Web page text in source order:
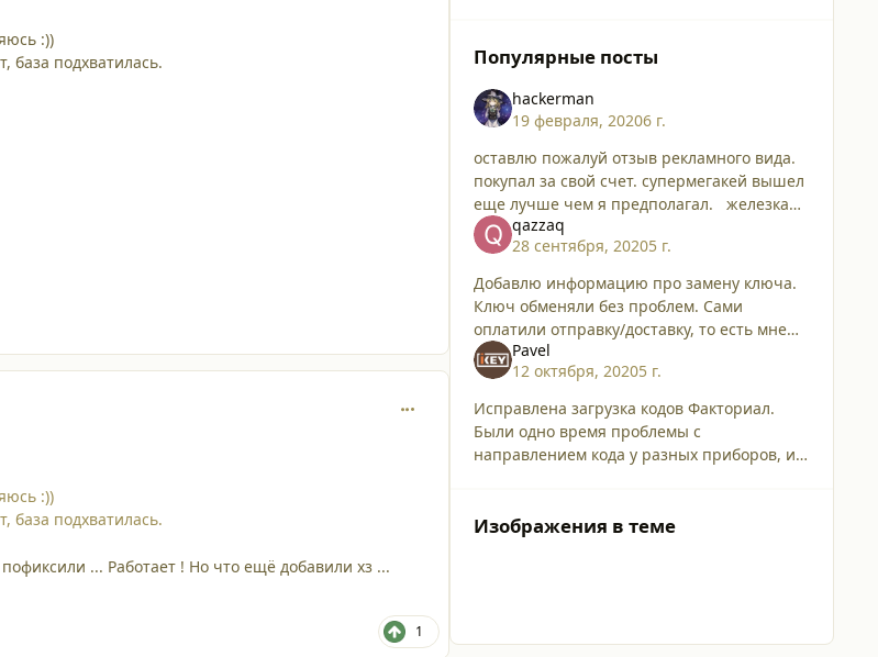
:))
база подхватилась.
comment_25824
:))
база подхватилась.
... Работает ! Но что ещё добавили хз ...
1
Популярные посты
hackerman
19 февраля, 20206 г.
оставлю пожалуй отзыв рекламного вида.
покупал за свой счет. супермегакей вышел
еще лучше чем я предполагал. железка
уникальная работает со всеми
домофонами. вообще с любыми в т.ч с 12
вольтовым циф
qazzaq
28 сентября, 20205 г.
Добавлю информацию про замену ключа.
Ключ обменяли без проблем. Сами
оплатили отправку/доставку, то есть мне
это обошлось бесплатно. Прислали вместо
белого ключа, как я просил, новый чёрный
ключ. Пока
Pavel
12 октября, 20205 г.
Исправлена загрузка кодов Факториал.
Были одно время проблемы с
направлением кода у разных приборов, из-
при любом
Изображения в теме